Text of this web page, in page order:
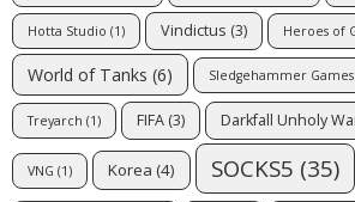
Hotta Studio (1) Vindictus (3) Heroes of
World of Tanks (6) Sledgehammer Games
Treyarch (1) FIFA (3) Darkfall Unholy
VNG (1) Korea (4) SOCKS5 (35)